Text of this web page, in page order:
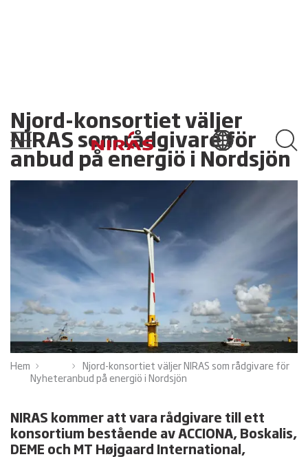
Njord-konsortiet väljer
NIRAS som rådgivare för
anbud på energiö i Nordsjön
Hem
Nyheter
Njord-konsortiet väljer NIRAS som rådgivare för
anbud på energiö i Nordsjön
NIRAS kommer att vara rådgivare till ett
konsortium bestående av ACCIONA, Boskalis,
DEME och MT Højgaard International,